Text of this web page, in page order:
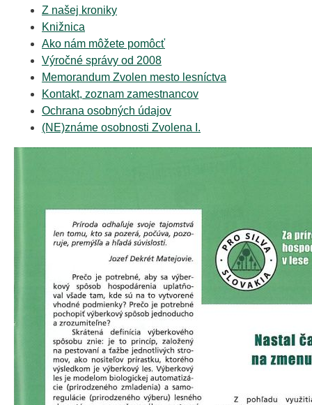
Z našej kroniky
Knižnica
Ako nám môžete pomôcť
Výročné správy od 2008
Memorandum Zvolen mesto lesníctva
Kontakt, zoznam zamestnancov
Ochrana osobných údajov
(NE)známe osobnosti Zvolena I.